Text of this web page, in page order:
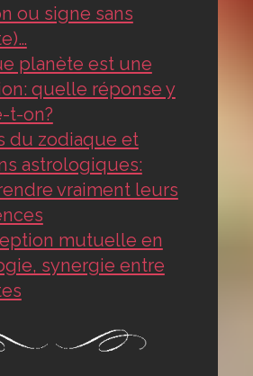
ou signe sans
planète est une
quelle réponse y
t-on?
du zodiaque et
astrologiques:
vraiment leurs
mutuelle en
synergie entre